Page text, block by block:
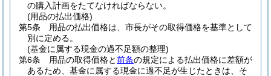
の購入計画をたてなければならない。
(用品の払出価格)
第5条
用品の払出価格は、市長がその取得価格を基準として
別に定める。
(基金に属する現金の過不足額の整理)
第6条
用品の取得価格と前条の規定による払出価格に差額が
あるため、基金に属する現金に過不足が生じたときは、そ